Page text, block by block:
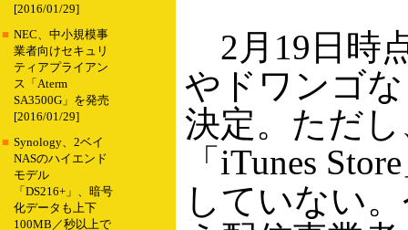
[2016/01/29]
■ NEC、中小規模事
業者向けセキュリ
ティアプライアン
ス「Aterm
SA3500G」を発売
[2016/01/29]
■ Synology、2ベイ
NASのハイエンド
モデル
「DS216+」、暗号
化データも上下
100MB／秒以上で
2月19日時
やドワンゴ
決定。ただ
「iTunes
していない